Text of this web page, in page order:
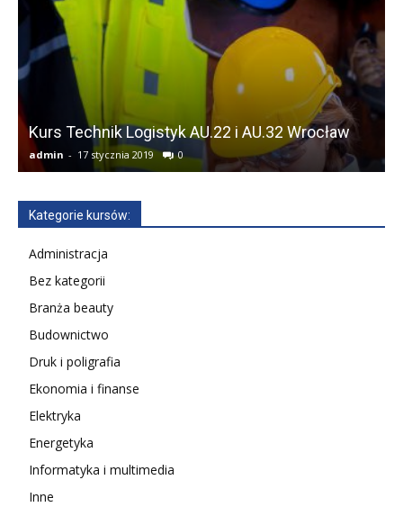
Kurs Technik Logistyk AU.22 i AU.32 Wrocław
admin - 17 stycznia 2019 0
Kategorie kursów:
Administracja
Bez kategorii
Branża beauty
Budownictwo
Druk i poligrafia
Ekonomia i finanse
Elektryka
Energetyka
Informatyka i multimedia
Inne